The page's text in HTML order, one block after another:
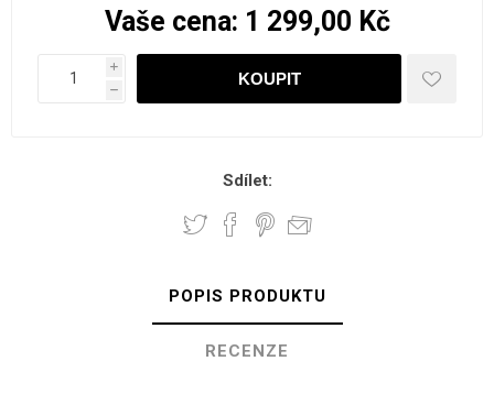
Vaše cena: 1 299,00 Kč
i
h
Sdílet:
POPIS PRODUKTU
RECENZE